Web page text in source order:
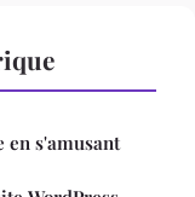
en s'amusant